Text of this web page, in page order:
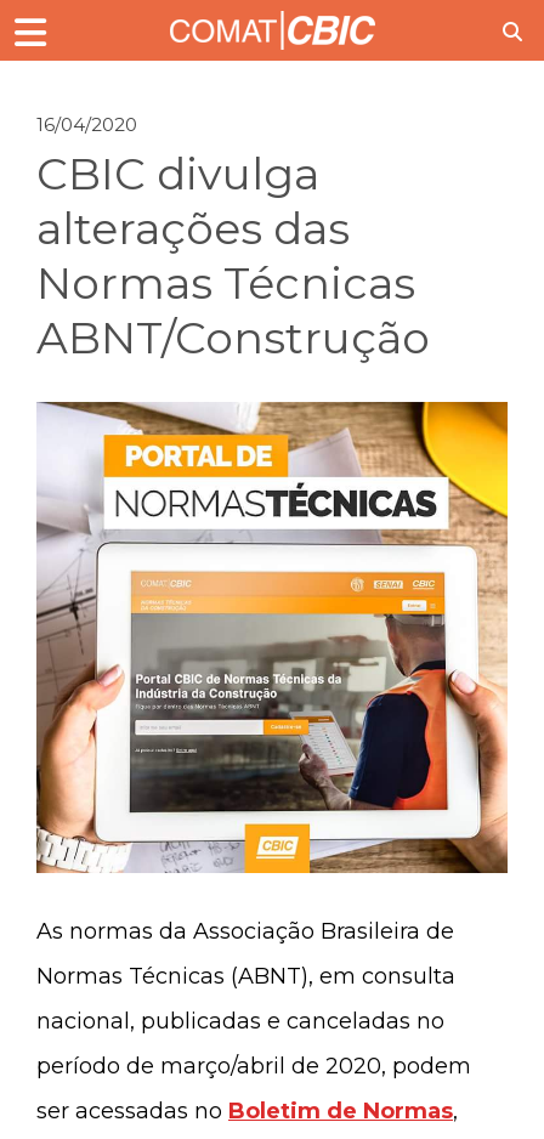
16/04/2020
CBIC divulga
alterações das
Normas Técnicas
ABNT/Construção
As normas da Associação Brasileira de
Normas Técnicas (ABNT), em consulta
nacional, publicadas e canceladas no
período de março/abril de 2020, podem
ser acessadas no Boletim de Normas,